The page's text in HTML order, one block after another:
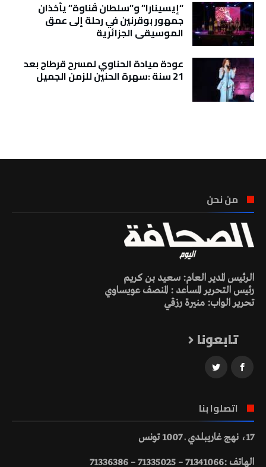
“إيسينارا” و”سلطان ڤناوة” يأخذان
جمهور بوقرنين في رحلة إلى عمق
الموسيقى الجزائرية
عودة ميادة الحناوي لمسرح قرطاج بعد
21 سنة :سهرة الحنين للزمن الجميل
من نحن
الرئيس المدير العام: سعيد بن كريم
رئيس التحرير المساعد : المنصف عويساوي
تحرير الواب: منيرة رزقي
تابعونا
اتصلوا بنا
17، نهج غاريبلدي ـ 1007 تونس
الهاتف :71341066 – 71335025 – 71336386